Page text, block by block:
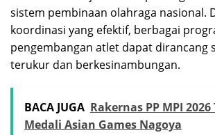
sistem pembinaan olahraga nasional.
koordinasi yang efektif, berbagai
pengembangan atlet dapat dirancang
terukur dan berkesinambungan.
BACA JUGA Rakernas PP MPI
Medali Asian Games Nagoya